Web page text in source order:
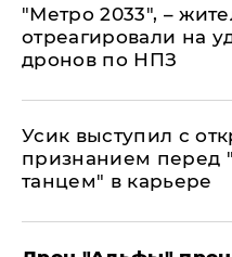
"Метро 2033", –
отреагировали на
дронов по НПЗ
Усик выступил с
признанием перед
танцем" в карьере